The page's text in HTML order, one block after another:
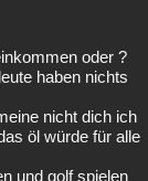
oder ?
haben nichts
nicht dich ich
öl würde für alle
und golf spielen